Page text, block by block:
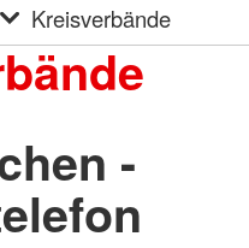
Kreisverbände
-